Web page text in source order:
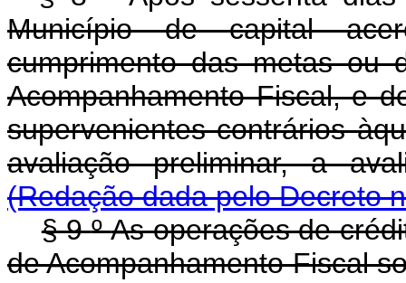
Município de capital
cumprimento das metas ou
Acompanhamento Fiscal, e
supervenientes contrários
avaliação preliminar, a
(Redação dada pelo Decreto
§ 9ºAs operações de
de Acompanhamento Fiscal